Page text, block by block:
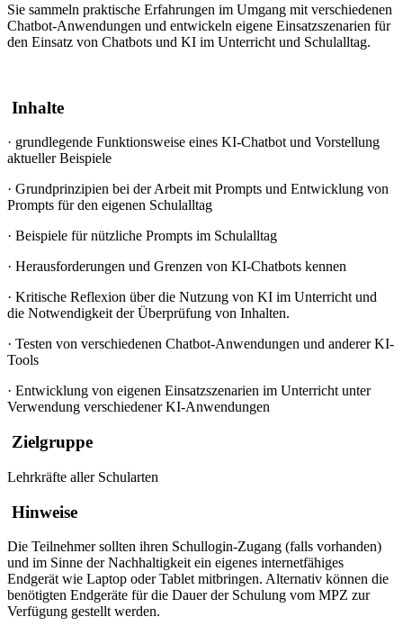
Sie sammeln praktische Erfahrungen im Umgang mit verschiedenen
Chatbot-Anwendungen und entwickeln eigene Einsatzszenarien für
den Einsatz von Chatbots und KI im Unterricht und Schulalltag.
Inhalte
· grundlegende Funktionsweise eines KI-Chatbot und Vorstellung
aktueller Beispiele
· Grundprinzipien bei der Arbeit mit Prompts und Entwicklung von
Prompts für den eigenen Schulalltag
· Beispiele für nützliche Prompts im Schulalltag
· Herausforderungen und Grenzen von KI-Chatbots kennen
· Kritische Reflexion über die Nutzung von KI im Unterricht und
die Notwendigkeit der Überprüfung von Inhalten.
· Testen von verschiedenen Chatbot-Anwendungen und anderer KI-
Tools
· Entwicklung von eigenen Einsatzszenarien im Unterricht unter
Verwendung verschiedener KI-Anwendungen
Zielgruppe
Lehrkräfte aller Schularten
Hinweise
Die Teilnehmer sollten ihren Schullogin-Zugang (falls vorhanden)
und im Sinne der Nachhaltigkeit ein eigenes internetfähiges
Endgerät wie Laptop oder Tablet mitbringen. Alternativ können die
benötigten Endgeräte für die Dauer der Schulung vom MPZ zur
Verfügung gestellt werden.